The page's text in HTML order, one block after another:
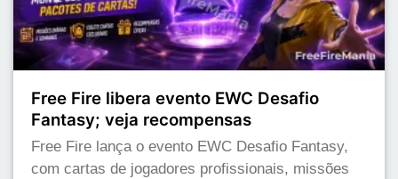
Free Fire libera evento EWC Desafio
Fantasy; veja recompensas
Free Fire lança o evento EWC Desafio Fantasy,
com cartas de jogadores profissionais, missões